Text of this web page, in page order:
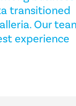
transitioned
Our
experience